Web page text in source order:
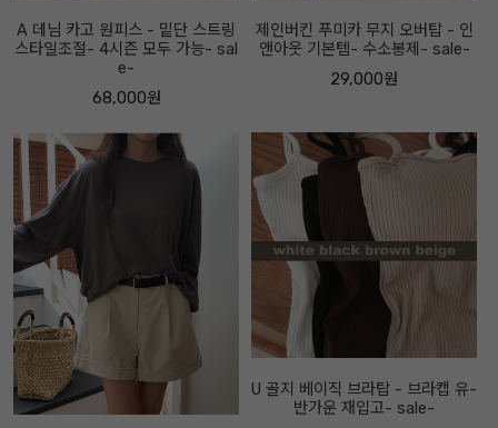
A 데님 카고 원피스 - 밑단 스트링
스타일조절- 4시즌 모두 가능- sal
e-
68,000원
제인버킨 푸미카 무지 오버탑 - 인
앤아웃 기본템- 수소봉제- sale-
29,000원
U 골지 베이직 브라탑 - 브라캡 유-
반가운 재입고- sale-